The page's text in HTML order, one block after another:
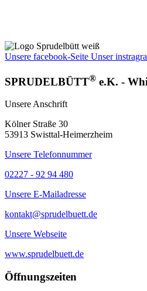
Unsere facebook-Seite Unser
SPRUDELBÜTT® e.K. -
Unsere Anschrift
Kölner Straße 30
53913 Swisttal-Heimerzheim
Unsere Telefonnummer
02227 - 92 94 480
Unsere E-Mailadresse
kontakt@sprudelbuett.de
Unsere Webseite
www.sprudelbuett.de
Öffnungszeiten